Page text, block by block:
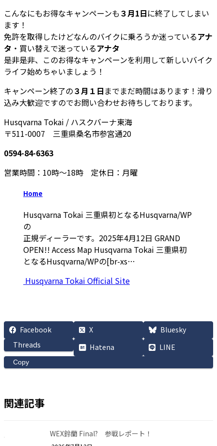
こんなにもお得なキャンペーンも ３月1日に終了してしまい
ます！
免許を取得したけどなんのバイクに乗ろうか迷っているアナ
タ ・買い替えで迷っているアナタ
是非是非、このお得なキャンペーンを利用して新しいバイク
ライフ始めちゃいましょう！
キャンペーン終了の３月１日 までまだ時間はあります！滑り
込み大歓迎ですのでお問い合わせお待ちしております。
Husqvarna Tokai / ハスクバーナ東海
〒511-0007 三重県桑名市参宮通20
0594-84-6363
営業時間：10時～18時 定休日：月曜
Home
Husqvarna Tokai 三重県初となるHusqvarna/WP
の
正規ディーラーです。2025年4月12日 GRAND
OPEN!! Access Map Husqvarna Tokai 三重県初
となるHusqvarna/WPの[br-xs…
Husqvarna Tokai Official Site
Facebook X
Bluesky
Threads
Hatena LINE
Copy
関連記事
WEX鈴蘭 Final? 参戦レポート！